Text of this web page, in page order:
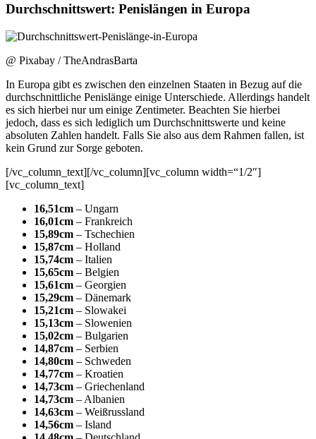
Durchschnittswert: Penislängen in Europa
@ Pixabay / TheAndrasBarta
In Europa gibt es zwischen den einzelnen Staaten in Bezug auf die
durchschnittliche Penislänge einige Unterschiede. Allerdings handelt
es sich hierbei nur um einige Zentimeter. Beachten Sie hierbei
jedoch, dass es sich lediglich um Durchschnittswerte und keine
absoluten Zahlen handelt. Falls Sie also aus dem Rahmen fallen, ist
kein Grund zur Sorge geboten.
[/vc_column_text][/vc_column][vc_column width=“1/2″]
[vc_column_text]
16,51cm – Ungarn
16,01cm – Frankreich
15,89cm – Tschechien
15,87cm – Holland
15,74cm – Italien
15,65cm – Belgien
15,61cm – Georgien
15,29cm – Dänemark
15,21cm – Slowakei
15,13cm – Slowenien
15,02cm – Bulgarien
14,87cm – Serbien
14,80cm – Schweden
14,77cm – Kroatien
14,73cm – Griechenland
14,73cm – Albanien
14,63cm – Weißrussland
14,56cm – Island